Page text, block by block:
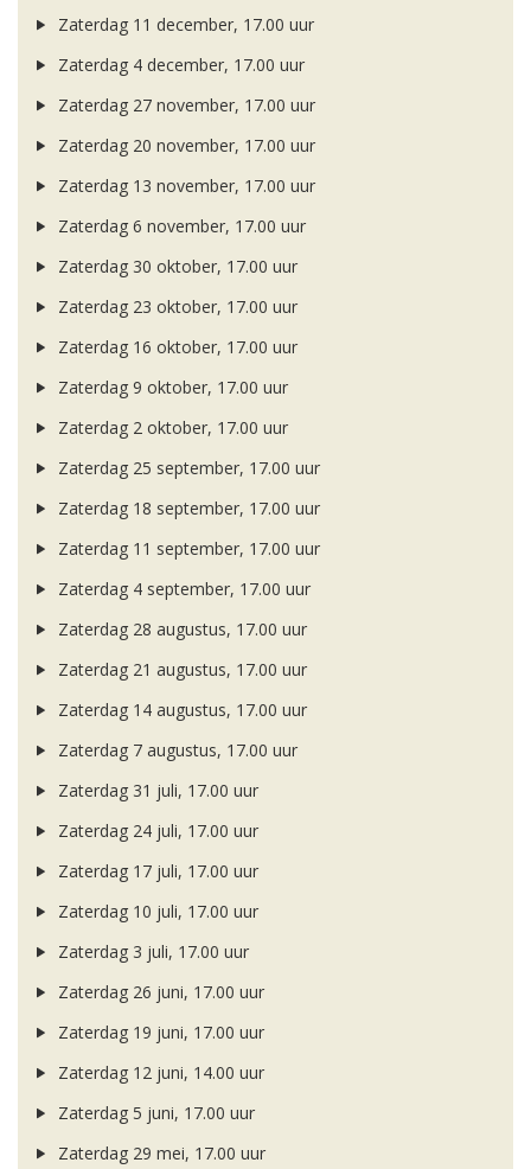
Zaterdag 11 december, 17.00 uur
Zaterdag 4 december, 17.00 uur
Zaterdag 27 november, 17.00 uur
Zaterdag 20 november, 17.00 uur
Zaterdag 13 november, 17.00 uur
Zaterdag 6 november, 17.00 uur
Zaterdag 30 oktober, 17.00 uur
Zaterdag 23 oktober, 17.00 uur
Zaterdag 16 oktober, 17.00 uur
Zaterdag 9 oktober, 17.00 uur
Zaterdag 2 oktober, 17.00 uur
Zaterdag 25 september, 17.00 uur
Zaterdag 18 september, 17.00 uur
Zaterdag 11 september, 17.00 uur
Zaterdag 4 september, 17.00 uur
Zaterdag 28 augustus, 17.00 uur
Zaterdag 21 augustus, 17.00 uur
Zaterdag 14 augustus, 17.00 uur
Zaterdag 7 augustus, 17.00 uur
Zaterdag 31 juli, 17.00 uur
Zaterdag 24 juli, 17.00 uur
Zaterdag 17 juli, 17.00 uur
Zaterdag 10 juli, 17.00 uur
Zaterdag 3 juli, 17.00 uur
Zaterdag 26 juni, 17.00 uur
Zaterdag 19 juni, 17.00 uur
Zaterdag 12 juni, 14.00 uur
Zaterdag 5 juni, 17.00 uur
Zaterdag 29 mei, 17.00 uur